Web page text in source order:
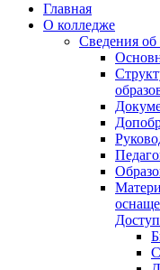
Главная
О колледже
Сведения об